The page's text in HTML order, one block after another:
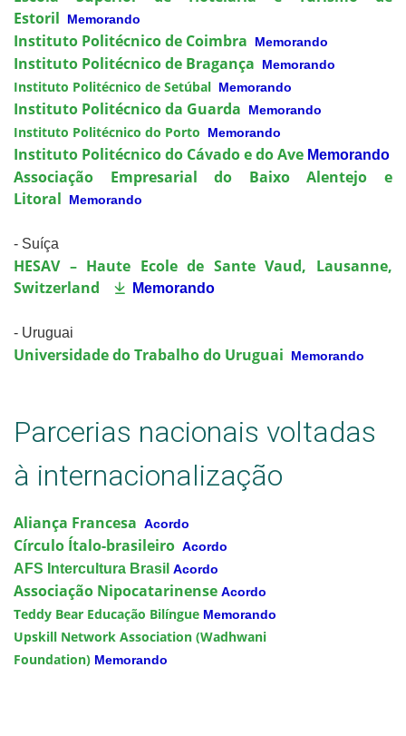
Estoril
Memorando
Instituto Politécnico de Coimbra Memorando
Instituto Politécnico de Bragança Memorando
Instituto Politécnico de Setúbal Memorando
Instituto Politécnico da Guarda Memorando
Instituto Politécnico do Porto Memorando
Instituto Politécnico do Cávado e do Ave Memorando
Associação Empresarial do Baixo Alentejo e
Litoral
Memorando
- Suíça
HESAV – Haute Ecole de Sante Vaud, Lausanne,
Switzerland
Memorando
- Uruguai
Universidade do Trabalho do Uruguai Memorando
Parcerias nacionais voltadas
à internacionalização
Aliança Francesa Acordo
Círculo Ítalo-brasileiro Acordo
AFS Intercultura Brasil Acordo
Associação Nipocatarinense Acordo
Teddy Bear Educação Bilíngue Memorando
Upskill Network Association (Wadhwani
Foundation) Memorando